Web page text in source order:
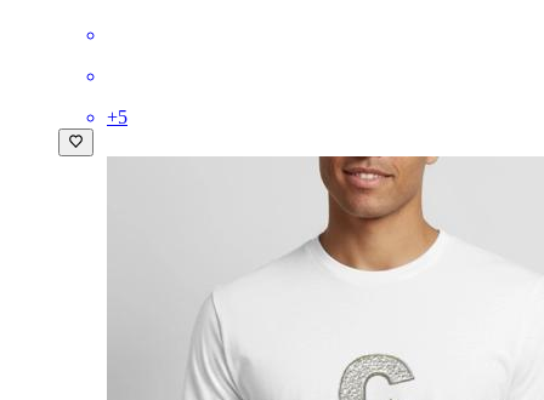
+5